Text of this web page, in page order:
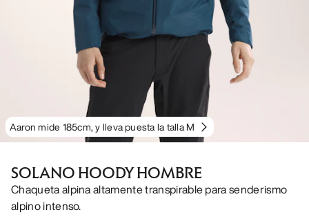
Aaron mide 185cm, y lleva puesta la talla M
SOLANO HOODY HOMBRE
Chaqueta alpina altamente transpirable para senderismo
alpino intenso.